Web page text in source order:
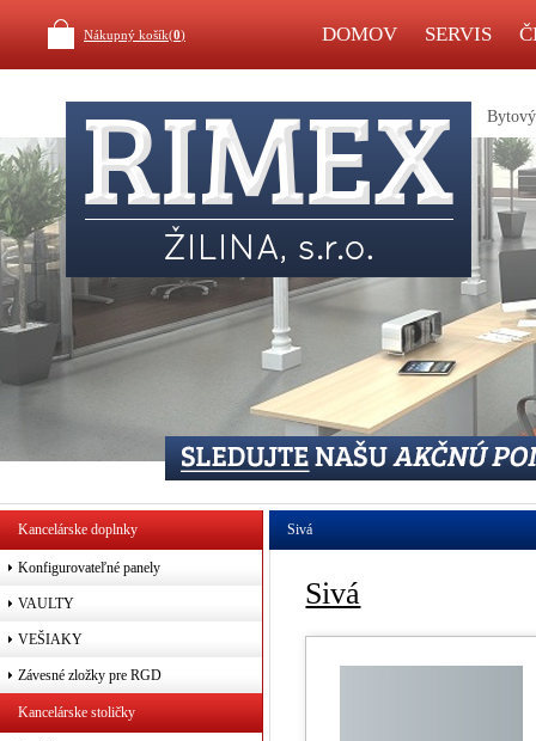
Nákupný košík(0) DOMOV SERVIS
Bytový
Kancelárske doplnky
Konfigurovateľné panely
VAULTY
VEŠIAKY
Závesné zložky pre RGD
Kancelárske stoličky
Sivá
Sivá